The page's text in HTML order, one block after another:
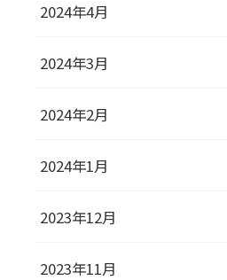
2024年4月
2024年3月
2024年2月
2024年1月
2023年12月
2023年11月